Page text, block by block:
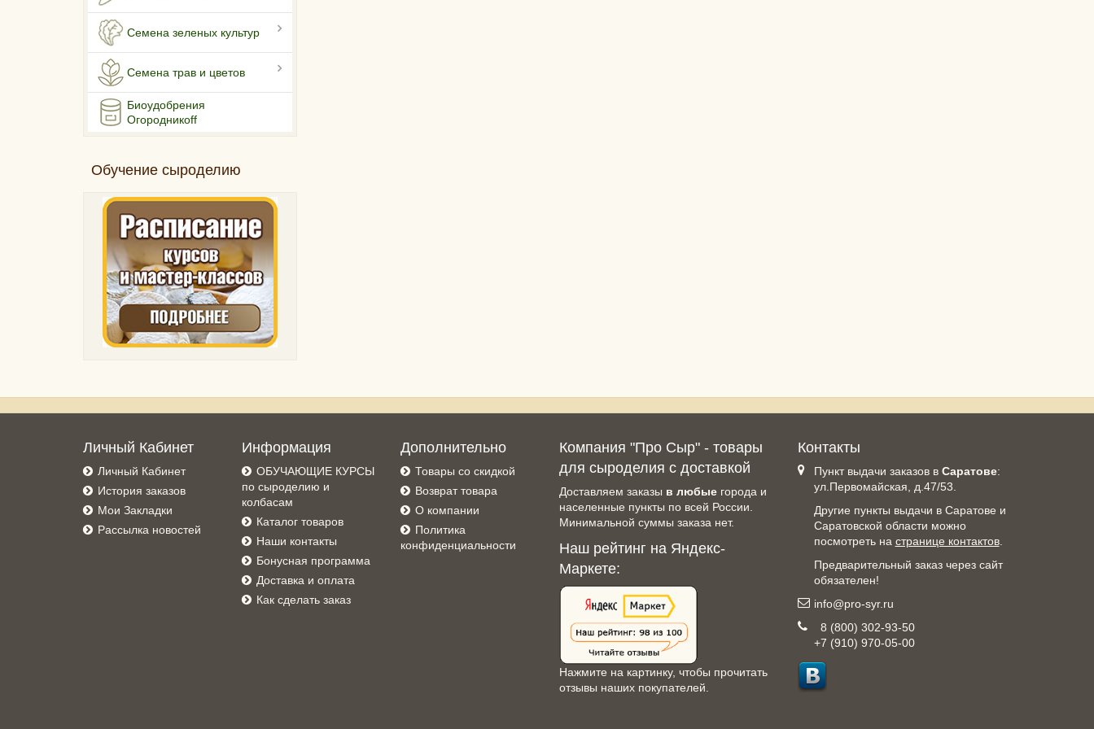
Семена зеленых культур
Семена трав и цветов
Биоудобрения
Огородникоff
Обучение сыроделию
Личный Кабинет
Личный Кабинет
История заказов
Мои Закладки
Рассылка новостей
Информация
ОБУЧАЮЩИЕ КУРСЫ
по сыроделию и
колбасам
Каталог товаров
Наши контакты
Бонусная программа
Доставка и оплата
Как сделать заказ
Дополнительно
Товары со скидкой
Возврат товара
О компании
Политика
конфиденциальности
Компания "Про Сыр" - товары
для сыроделия с доставкой
Доставляем заказы в любые города и
населенные пункты по всей России.
Минимальной суммы заказа нет.
Наш рейтинг на Яндекс-
Маркете:
Нажмите на картинку, чтобы прочитать
отзывы наших покупателей.
Контакты
Пункт выдачи заказов в Саратове:
ул.Первомайская, д.47/53.
Другие пункты выдачи в Саратове и
Саратовской области можно
посмотреть на странице контактов.
Предварительный заказ через сайт
обязателен!
info@pro-syr.ru
8 (800) 302-93-50
+7 (910) 970-05-00